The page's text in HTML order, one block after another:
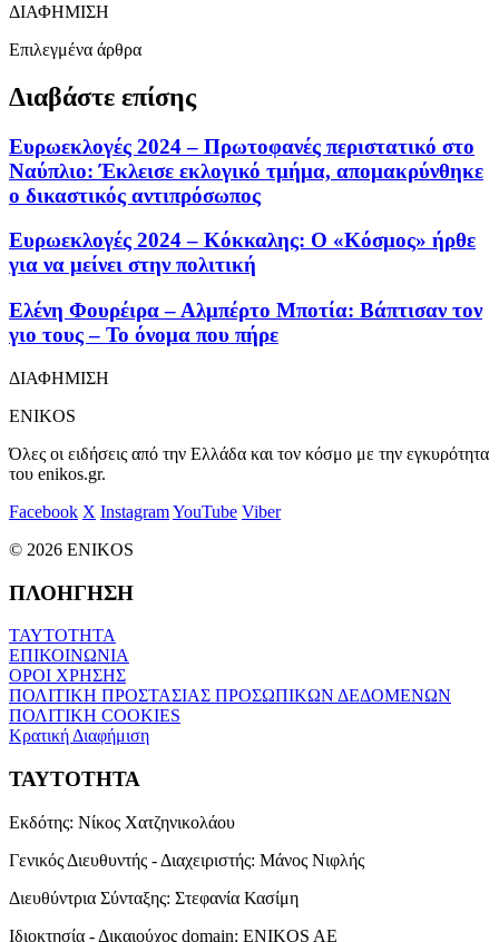
ΔΙΑΦΗΜΙΣΗ
Επιλεγμένα άρθρα
Διαβάστε επίσης
Ευρωεκλογές 2024 – Πρωτοφανές περιστατικό στο
Ναύπλιο: Έκλεισε εκλογικό τμήμα, απομακρύνθηκε
ο δικαστικός αντιπρόσωπος
Ευρωεκλογές 2024 – Κόκκαλης: Ο «Κόσμος» ήρθε
για να μείνει στην πολιτική
Ελένη Φουρέιρα – Αλμπέρτο Μποτία: Βάπτισαν τον
γιο τους – Το όνομα που πήρε
ΔΙΑΦΗΜΙΣΗ
ENIKOS
Όλες οι ειδήσεις από την Ελλάδα και τον κόσμο με την εγκυρότητα
του enikos.gr.
Facebook X InstagramYouTube Viber
© 2026 ENIKOS
ΠΛΟΗΓΗΣΗ
ΤΑΥΤΟΤΗΤΑ
ΕΠΙΚΟΙΝΩΝΙΑ
ΟΡΟΙ ΧΡΗΣΗΣ
ΠΟΛΙΤΙΚΗ ΠΡΟΣΤΑΣΙΑΣ ΠΡΟΣΩΠΙΚΩΝ ΔΕΔΟΜΕΝΩΝ
ΠΟΛΙΤΙΚΗ COOKIES
Κρατική Διαφήμιση
ΤΑΥΤΟΤΗΤΑ
Εκδότης: Νίκος Χατζηνικολάου
Γενικός Διευθυντής - Διαχειριστής: Μάνος Νιφλής
Διευθύντρια Σύνταξης: Στεφανία Κασίμη
Ιδιοκτησία - Δικαιούχος domain: ENIKOS AE